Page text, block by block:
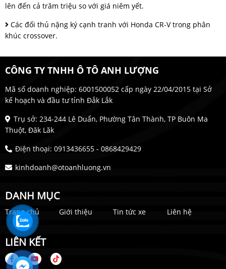
lên đến cả trăm triệu so với giá niêm yết.
Các đối thủ nặng ký cạnh tranh với Honda CR-V trong phân
khúc crossover.
CÔNG TY TNHH Ô TÔ ANH LƯỢNG
Mã số doanh nghiệp: 6001500052 cấp ngày 22/04/2015 tại Sở
kế hoạch và đầu tư tỉnh Đắk Lắk
Trụ sở: 234-244 Lê Duẩn, Phường Tân Thành, TP Buôn Ma
Thuột, Đăk Lăk
Điện thoại: 0913436655 - 0868429429
kinhdoanh@otoanhluong.vn
DANH MỤC
Trang chủ Giới thiệu Tin tức xe Liên hệ
LIÊN KẾT